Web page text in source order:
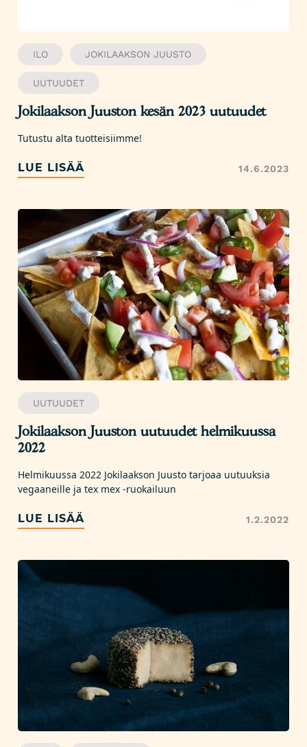
ILO JOKILAAKSON JUUSTO
UUTUUDET
Jokilaakson Juuston kesän 2023 uutuudet
Tutustu alta tuotteisiimme!
LUE LISÄÄ 14.6.2023
UUTUUDET
Jokilaakson Juuston uutuudet helmikuussa
2022
Helmikuussa 2022 Jokilaakson Juusto tarjoaa uutuuksia
vegaaneille ja tex mex -ruokailuun
LUE LISÄÄ 1.2.2022